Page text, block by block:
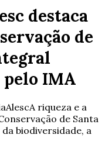
destaca
de
IMA
riqueza e a
de Santa
biodiversidade, a